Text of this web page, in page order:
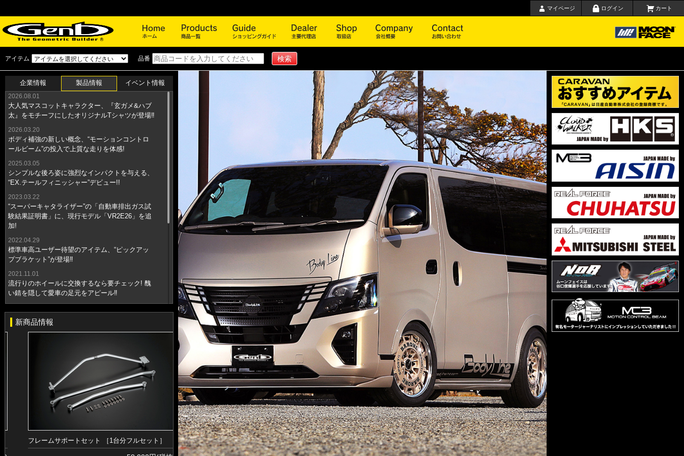
マイページ ログイン カート
アイテム 品番
企業情報 製品情報
イベント情報
2026.08.01
大人気マスコットキャラクター、『玄ガメ&ハブ
太』をモチーフにしたオリジナルTシャツが登場‼︎
2026.03.20
ボディ補強の新しい概念、“モーションコントロ
ールビーム”の投入で上質な走りを体感!
2025.03.05
シンプルな後ろ姿に強烈なインパクトを与える、
“EX.テールフィニッシャー”デビュー!!
2023.03.22
“スーパーキャタライザー”の「自動車排出ガス試
験結果証明書」に、現行モデル「VR2E26」を追
加!
2022.04.29
標準車高ユーザー待望のアイテム、“ピックアッ
プブラケット”が登場‼︎
2021.11.01
流行りのホイールに交換するなら要チェック! 醜
い錆を隠して愛車の足元をアピール‼︎
内装アイテム専用ブランド『LuxSport』から“プ
レミアムシートカバー”がデビュー!!
ジーセットアップツール”を付属‼︎
“アクスルパワーブレース”現る‼︎ 剛性アップがも
たらす衝撃のロール削減効果を体感せよ!
2026.07.30
2026年8月22日（土）～23日（日）スーパーオー
トバックスかしわ沼南「Genb FAIR」に出展い
2026.06.16
2026年7月10日（金）～12日（日）スーパーオー
イベントに参加いたします！
2026.06.10
ックス・ルート22北ナゴヤ「Genbフェア」に出
展いたします！
2025.11.07
ラバン全国オフ会inメッセ三木】に出展いたしま
す！
2025年11月8日（土）9日（日）スーパーオート
バックス外環四条畷にて開催される「Genbフェ
ア」に出展いたします！
2025.09.24
2025年10月4日（土）5日（日）オートバックス
桶川店にて開催される「Genbフェア」に出展い
2025年8月23日（土）24日（日）スーパーオート
バックスかしわ沼南 にて開催される「Genbイベ
ント」に出展いたします！
2025年7月26日（土）27日（日）スーパーオート
2025.05.19
2026.07.17
夏季休業についてのお知らせ。 ★８月８日
（土） 〜 ８月１６日（日）★
2026.04.03
ＧＷ期間中の休業についてのお知らせ。 ★４月
２９日（水）～ ５月６日（水）★
2026.02.27
価格改定のお知らせ。
2025.11.27
年末年始の休業についてのお知らせ。 ★１２月
２７日（土） 〜 １月４日（日）★
2025.07.16
夏季休業についてのお知らせ。 ★８月９日
（土） 〜 ８月１７日（日）★
2025.04.02
ＧＷ期間中の休業についてのお知らせ。 ★５月
２日（金）～ ５月７日（水）★
2023.09.08
総代理店契約締結に関するお知らせ。
2021.09.26
自動車関連事業者向け「業販見積依頼書」ダウン
ロードページ開設!
新商品情報
フレームサポートセット ［1台分フルセット］ ピックアップブラケット